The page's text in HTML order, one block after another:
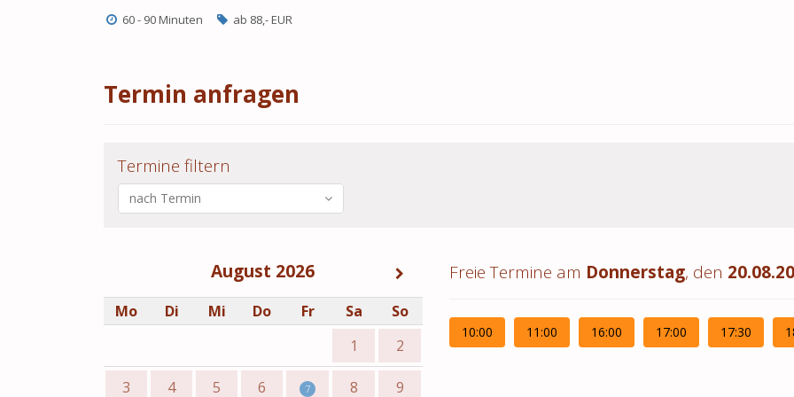
60 - 90 Minuten ab 88,- EUR
Termin anfragen
Termine filtern
nach Termin
August 2026
Mo Di Mi Do Fr Sa
So
1
2
3 4 5 6 7 8 9
Freie Termine am Donnerstag, den
10:00 11:00 16:00 17:00 17:30